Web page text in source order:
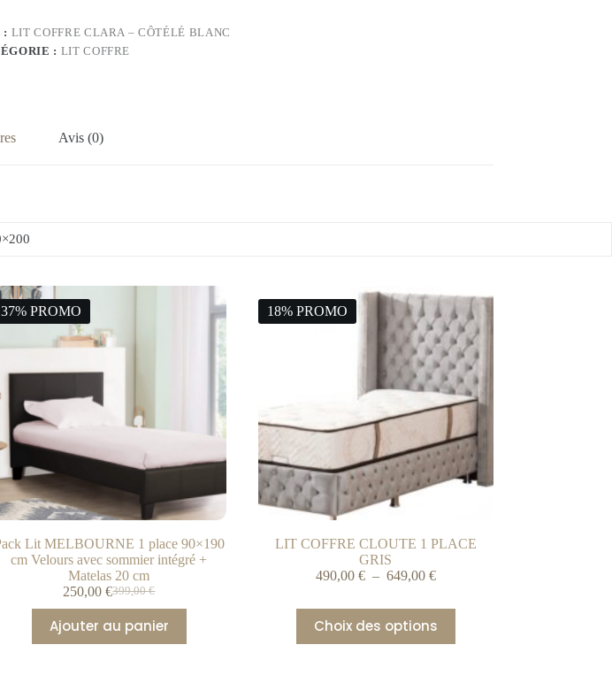
: LIT COFFRE CLARA – CÔTÉLÉ BLANC
: LIT COFFRE
Avis (0)
37% PROMO
Lit MELBOURNE 1 place 90×190
cm Velours avec sommier intégré +
Matelas 20 cm
399,00€
250,00€
Ajouter au panier
18% PROMO
LIT COFFRE CLOUTE 1 PLACE
GRIS
490,00 € – 649,00 €
Choix des options